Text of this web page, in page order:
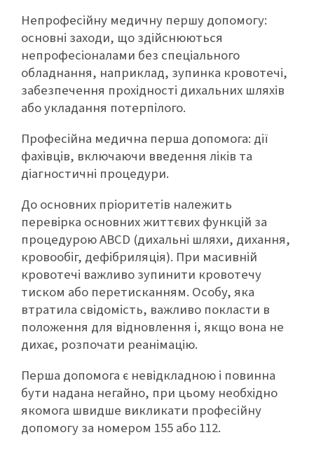
Непрофесійну медичну першу допомогу:
основні заходи, що здійснюються
непрофесіоналами без спеціального
обладнання, наприклад, зупинка кровотечі,
забезпечення прохідності дихальних шляхів
або укладання потерпілого.
Професійна медична перша допомога: дії
фахівців, включаючи введення ліків та
діагностичні процедури.
До основних пріоритетів належить
перевірка основних життєвих функцій за
процедурою ABCD (дихальні шляхи, дихання,
кровообіг, дефібриляція). При масивній
кровотечі важливо зупинити кровотечу
тиском або перетисканням. Особу, яка
втратила свідомість, важливо покласти в
положення для відновлення і, якщо вона не
дихає, розпочати реанімацію.
Перша допомога є невідкладною і повинна
бути надана негайно, при цьому необхідно
якомога швидше викликати професійну
допомогу за номером 155 або 112.